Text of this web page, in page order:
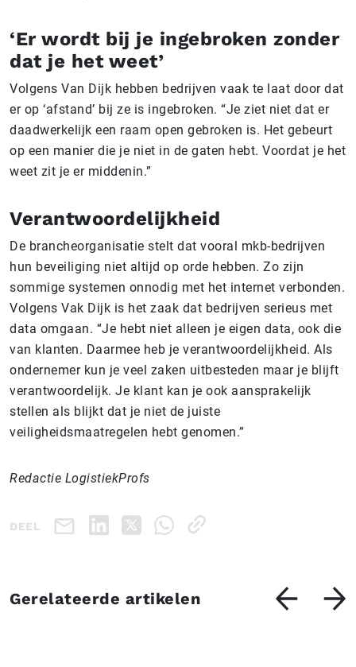
‘Er wordt bij je ingebroken zonder
dat je het weet’
Volgens Van Dijk hebben bedrijven vaak te laat door dat
er op ‘afstand’ bij ze is ingebroken. “Je ziet niet dat er
daadwerkelijk een raam open gebroken is. Het gebeurt
op een manier die je niet in de gaten hebt. Voordat je het
weet zit je er middenin.”
Verantwoordelijkheid
De brancheorganisatie stelt dat vooral mkb-bedrijven
hun beveiliging niet altijd op orde hebben. Zo zijn
sommige systemen onnodig met het internet verbonden.
Volgens Vak Dijk is het zaak dat bedrijven serieus met
data omgaan. “Je hebt niet alleen je eigen data, ook die
van klanten. Daarmee heb je verantwoordelijkheid. Als
ondernemer kun je veel zaken uitbesteden maar je blijft
verantwoordelijk. Je klant kan je ook aansprakelijk
stellen als blijkt dat je niet de juiste
veiligheidsmaatregelen hebt genomen.”
Redactie LogistiekProfs
DEEL
Gerelateerde artikelen